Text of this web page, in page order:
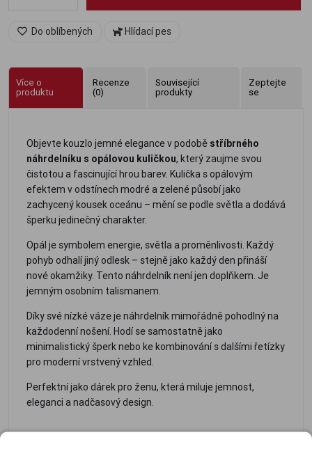
Do oblíbených Hlídací pes
Více o
produktu
Recenze
(0)
Související
produkty
Zeptejte
se
Objevte kouzlo jemné elegance v podobě stříbrného
náhrdelníku s opálovou kuličkou, který zaujme svou
čistotou a fascinující hrou barev. Kulička s opálovým
efektem v odstínech modré a zelené působí jako
zachycený kousek oceánu – mění se podle světla a dodává
šperku jedinečný charakter.
Opál je symbolem energie, světla a proměnlivosti. Každý
pohyb odhalí jiný odlesk – stejně jako každý den přináší
nové okamžiky. Tento náhrdelník není jen doplňkem. Je
jemným osobním talismanem.
Díky své nízké váze je náhrdelník mimořádně pohodlný na
každodenní nošení. Hodí se samostatně jako
minimalistický šperk nebo ke kombinování s dalšími řetízky
pro moderní vrstvený vzhled.
Perfektní jako dárek pro ženu, která miluje jemnost,
eleganci a nadčasový design.